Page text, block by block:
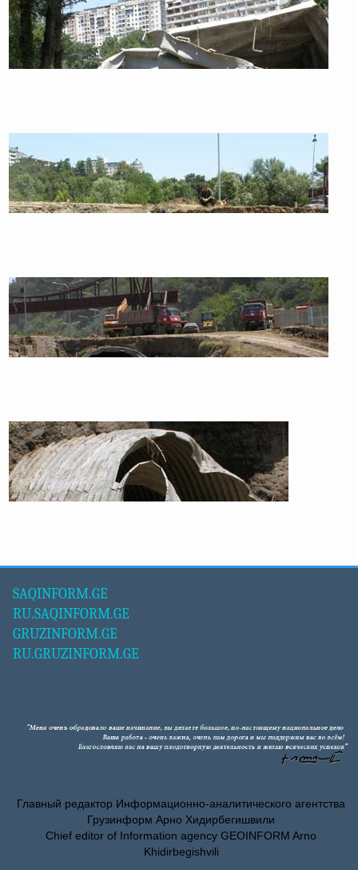
SAQINFORM.GE
RU.SAQINFORM.GE
GRUZINFORM.GE
RU.GRUZINFORM.GE
Главный редактор Информационно-аналитического агентства
Грузинформ Арно Хидирбегишвили
Chief editor of Information agency GEOINFORM Arno
Khidirbegishvili